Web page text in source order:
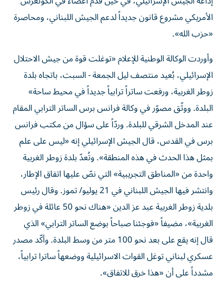
الأمريكي مشروع قانون جديداً لدعم الجيش اللبناني، ومحاصرة
«حزب الله».
وأوردت الوكالة الوطنية للإعلام «توغلت قوة من جيش الاحتلال
الإسرائيلي، بُعيد منتصف ليل الجمعة - السبت، باتجاه بلدة
زوطر الغربية، ورفعت ساتراً ترابياً جديداً في محيط ساحة»
البلدة. ووثّق مصوّر في وكالة فرانس برس الساتر الترابي المقام
عند المدخل الشرقي للبلدة. وردّاً على سؤال من مكتب فرانس
برس في القدس، قال الجيش الإسرائيلي إنه «ليس على علم
بمثل هذا الحدث في هذه المنطقة». وتُعدّ بلدة زوطر الغربية
واحدة من «المناطق التجريبية» التي نصّ عليها اتفاق الإطار،
وانتشر فيها الجيش اللبناني في 21 يوليو/ تموز. وقال رئيس
بلدية زوطر الغربية عبد عز الدين «هناك نحو 50 عائلة في زوطر
الغربية»، مضيفاً «فوجئنا صباحاً بوضع الساتر الترابي» الذي
قال إنه يقع على بعد نحو 100 متر من وسط البلدة. وأكّد مصدر
عسكري لبناني توغل القوات الاسرائيلية ووضعهاً ساترا ترابياً،
مشدداً على أن «هذا خرق للاتفاق».